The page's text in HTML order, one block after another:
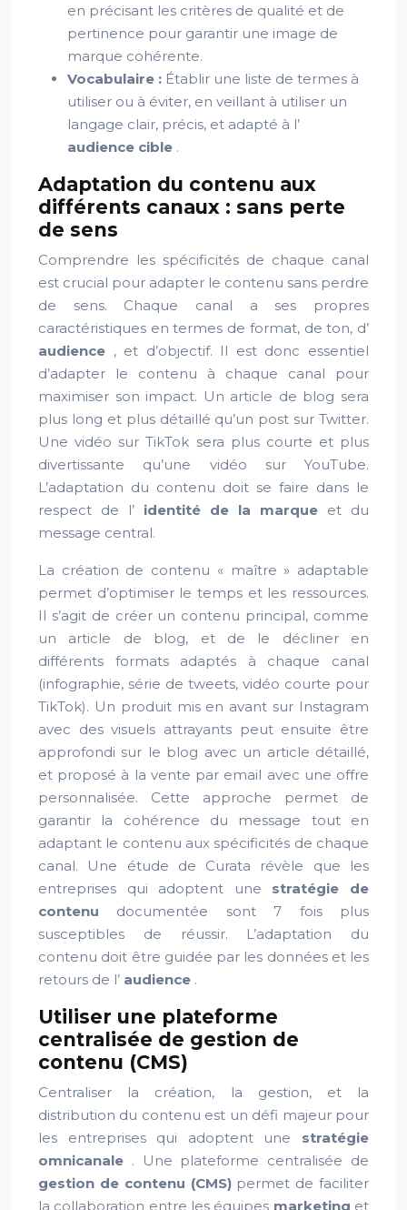
en précisant les critères de qualité et de
pertinence pour garantir une image de
marque cohérente.
Vocabulaire : Établir une liste de termes à
utiliser ou à éviter, en veillant à utiliser un
langage clair, précis, et adapté à l’
audience cible .
Adaptation du contenu aux
différents canaux : sans perte
de sens
Comprendre les spécificités de chaque canal
est crucial pour adapter le contenu sans perdre
de sens. Chaque canal a ses propres
caractéristiques en termes de format, de ton, d’
audience , et d’objectif. Il est donc essentiel
d’adapter le contenu à chaque canal pour
maximiser son impact. Un article de blog sera
plus long et plus détaillé qu’un post sur Twitter.
Une vidéo sur TikTok sera plus courte et plus
divertissante qu’une vidéo sur YouTube.
L’adaptation du contenu doit se faire dans le
respect de l’ identité de la marque et du
message central.
La création de contenu « maître » adaptable
permet d’optimiser le temps et les ressources.
Il s’agit de créer un contenu principal, comme
un article de blog, et de le décliner en
différents formats adaptés à chaque canal
(infographie, série de tweets, vidéo courte pour
TikTok). Un produit mis en avant sur Instagram
avec des visuels attrayants peut ensuite être
approfondi sur le blog avec un article détaillé,
et proposé à la vente par email avec une offre
personnalisée. Cette approche permet de
garantir la cohérence du message tout en
adaptant le contenu aux spécificités de chaque
canal. Une étude de Curata révèle que les
entreprises qui adoptent une stratégie de
contenu documentée sont 7 fois plus
susceptibles de réussir. L’adaptation du
contenu doit être guidée par les données et les
retours de l’ audience .
Utiliser une plateforme
centralisée de gestion de
contenu (CMS)
Centraliser la création, la gestion, et la
distribution du contenu est un défi majeur pour
les entreprises qui adoptent une stratégie
omnicanale . Une plateforme centralisée de
gestion de contenu (CMS) permet de faciliter
la collaboration entre les équipes marketing et